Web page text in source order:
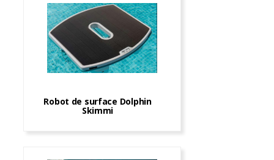
Robot de surface Dolphin
Skimmi